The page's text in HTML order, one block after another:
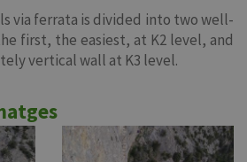
via ferrata is divided into two well-
first, the easiest, at K2 level, and
vertical wall at K3 level.